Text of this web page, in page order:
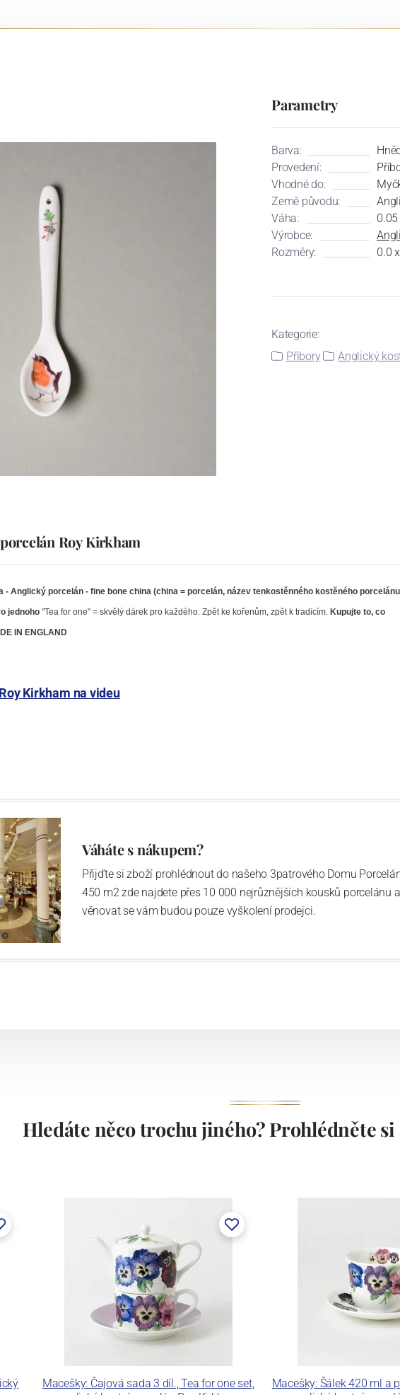
Parametry
Barva:
Provedení:
Vhodné do:
Země původu:
Váha:
Výrobce:
Rozměry:
0.0
Kategorie:
Příbory
Anglický
Roy Kirkham
- Anglický porcelán - fine bone china (china = porcelán, název tenkostěnného kostěného
jednoho"Tea for one" = skvělý dárek pro každého. Zpět ke kořenům, zpět k tradicím. Kupujte to, co
IN ENGLAND
Kirkham na videu
Váháte s nákupem?
Přijďte si zboží prohlédnout do našeho 3patrového Domu
450 m2 zde najdete přes 10 000 nejrůznějších kousků porcelánu a
věnovat se vám budou pouze vyškolení prodejci.
Hledáte něco trochu jiného? Prohlédněte
Macešky: Čajová sada 3 díl., Tea for one set,
Macešky: Šálek 420 ml a